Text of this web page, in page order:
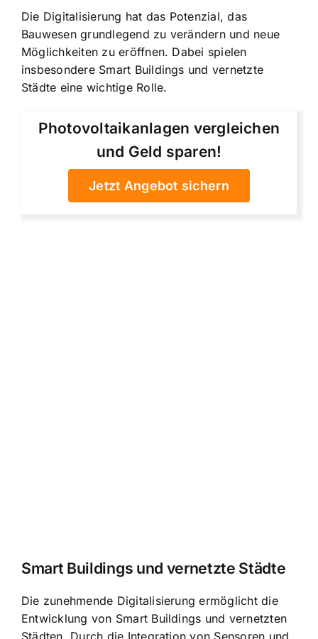
Die Digitalisierung hat das Potenzial, das
Bauwesen grundlegend zu verändern und neue
Möglichkeiten zu eröffnen. Dabei spielen
insbesondere Smart Buildings und vernetzte
Städte eine wichtige Rolle.
Photovoltaikanlagen vergleichen
und Geld sparen!
Jetzt Angebot sichern
Smart Buildings und vernetzte Städte
Die zunehmende Digitalisierung ermöglicht die
Entwicklung von Smart Buildings und vernetzten
Städten. Durch die Integration von Sensoren und